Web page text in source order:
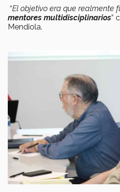
“El objetivo era que realmente
mentores multidisciplinarios”
Mendiola.